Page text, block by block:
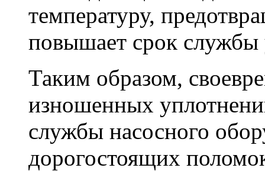
температуру,
повышает срок службы
Таким образом,
изношенных
службы насосного
дорогостоящих